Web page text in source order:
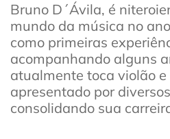
Bruno D´Ávila, é
mundo da música no
como primeiras
acompanhando alguns
atualmente toca violão
apresentado por
consolidando sua